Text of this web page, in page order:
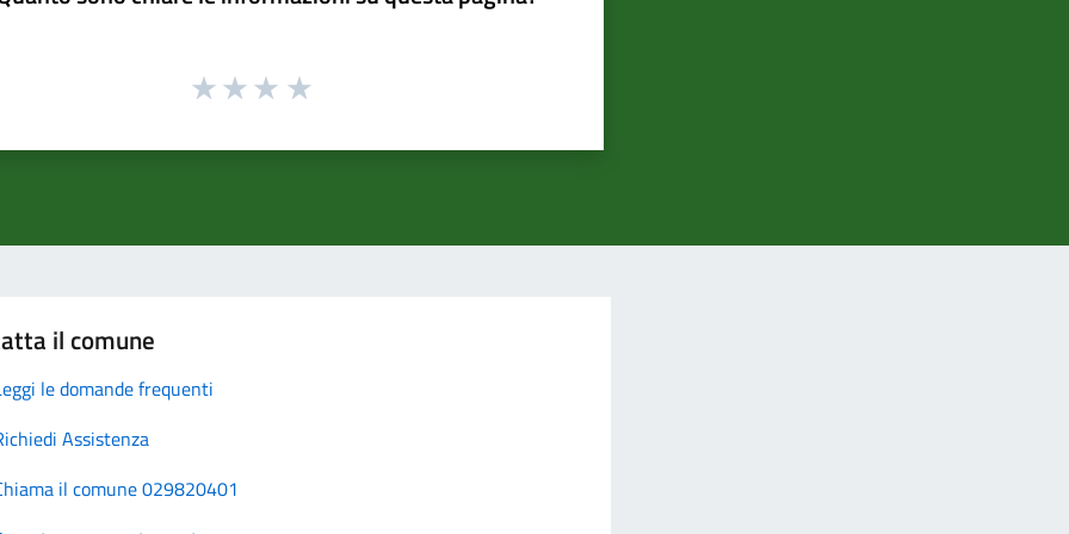
il comune
le domande frequenti
Assistenza
il comune 029820401